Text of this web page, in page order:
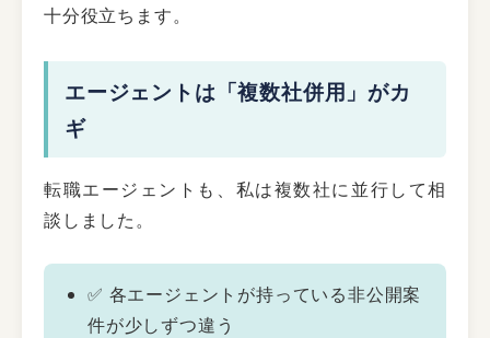
十分役立ちます。
エージェントは「複数社併用」がカ
ギ
転職エージェントも、私は複数社に並行して相
談しました。
✅ 各エージェントが持っている非公開案
件が少しずつ違う